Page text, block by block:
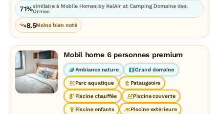
71%similaire à Mobile Homes by KelAir at Camping Domaine des
Ormes
8.5Moins bien noté
Mobil home 6 personnes premium
Ambiance nature Grand domaine
Parc aquatique Pataugeoire
Piscine chauffée Piscine couverte
Piscine enfants Piscine extérieure